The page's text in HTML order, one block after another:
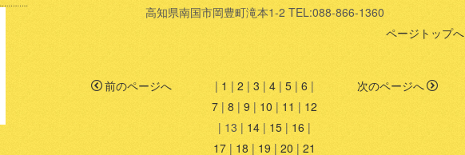
高知県南国市岡豊町滝本1-2 TEL:088-866-1360
ページトップへ
前のページへ | 1 | 2 | 3 | 4 | 5 | 6 |
7 | 8 | 9 | 10 | 11 | 12
| 13 | 14 | 15 | 16 |
17 | 18 | 19 | 20 | 21
次のページへ